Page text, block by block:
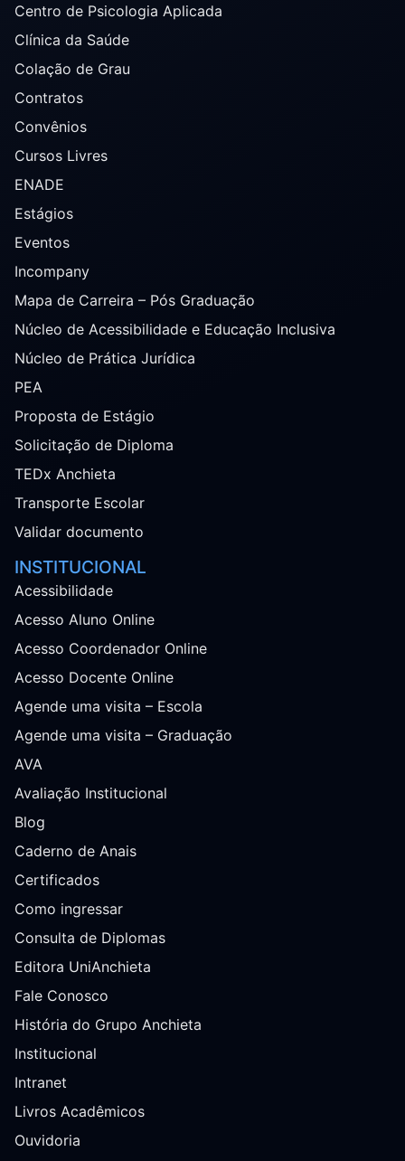
Centro de Psicologia Aplicada
Clínica da Saúde
Colação de Grau
Contratos
Convênios
Cursos Livres
ENADE
Estágios
Eventos
Incompany
Mapa de Carreira – Pós Graduação
Núcleo de Acessibilidade e Educação Inclusiva
Núcleo de Prática Jurídica
PEA
Proposta de Estágio
Solicitação de Diploma
TEDx Anchieta
Transporte Escolar
Validar documento
INSTITUCIONAL
Acessibilidade
Acesso Aluno Online
Acesso Coordenador Online
Acesso Docente Online
Agende uma visita – Escola
Agende uma visita – Graduação
AVA
Avaliação Institucional
Blog
Caderno de Anais
Certificados
Como ingressar
Consulta de Diplomas
Editora UniAnchieta
Fale Conosco
História do Grupo Anchieta
Institucional
Intranet
Livros Acadêmicos
Ouvidoria